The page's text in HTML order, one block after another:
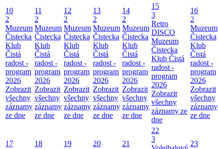
10
2
Muzeum
Čistecka
Klub
Čistá
radost -
program
2026
Zobrazit
všechny
záznamy
ze dne
11
2
Muzeum
Čistecka
Klub
Čistá
radost -
program
2026
Zobrazit
všechny
záznamy
ze dne
12
2
Muzeum
Čistecka
Klub
Čistá
radost -
program
2026
Zobrazit
všechny
záznamy
ze dne
13
2
Muzeum
Čistecka
Klub
Čistá
radost -
program
2026
Zobrazit
všechny
záznamy
ze dne
14
2
Muzeum
Čistecka
Klub
Čistá
radost -
program
2026
Zobrazit
všechny
záznamy
ze dne
15
3
Retro
DISCO
Muzeum
Čistecka
Klub Čistá
radost -
program
2026
Zobrazit
všechny
záznamy ze
dne
16
2
Muzeum
Čistecka
Klub
Čistá
radost -
program
2026
Zobrazit
všechny
záznamy
ze dne
17
18
19
20
21
22
3
23